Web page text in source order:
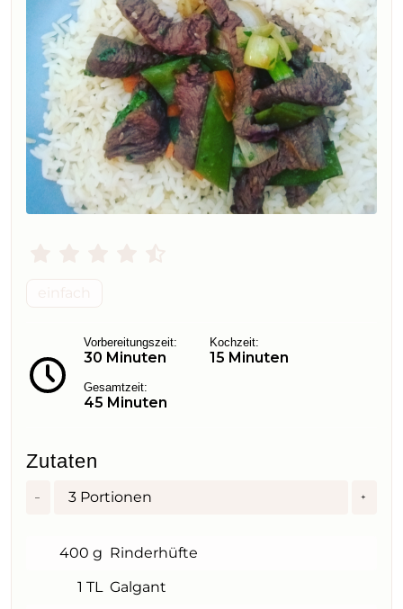
einfach
Vorbereitungszeit:
30 Minuten
Kochzeit:
15 Minuten
Gesamtzeit:
45 Minuten
Zutaten
– 3 Portionen +
400 g Rinderhüfte
1 TL
Galgant